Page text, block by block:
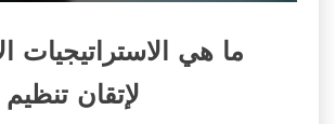
ما هي الاستراتيجيات
لإتقان